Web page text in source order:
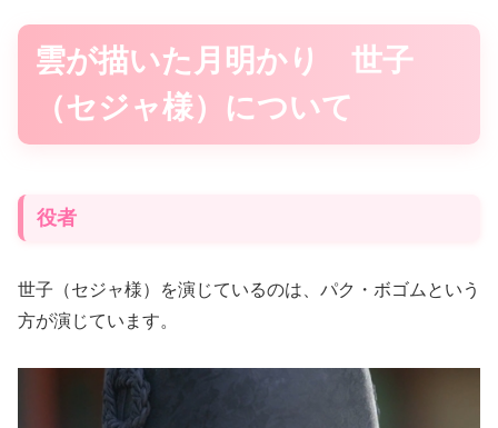
雲が描いた月明かり 世子
（セジャ様）について
役者
世子（セジャ様）を演じているのは、パク・ボゴムという
方が演じています。